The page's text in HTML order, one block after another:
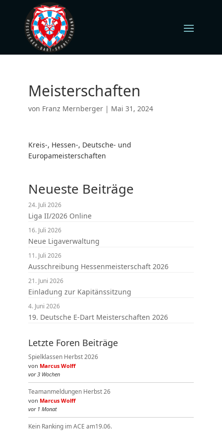
Meisterschaften
von Franz Mernberger| Mai 31, 2024
Kreis-, Hessen-, Deutsche- und
Europameisterschaften
Neueste Beiträge
Liga II/2026 Online
24. Juli 2026
Neue Ligaverwaltung
16. Juli 2026
Ausschreibung Hessenmeisterschaft 2026
11. Juli 2026
Einladung zur Kapitänssitzung
21. Juni 2026
19. Deutsche E-Dart Meisterschaften 2026
4. Juni 2026
Letzte Foren Beiträge
Spielklassen Herbst 2026
von Marcus Wolff
vor 3 Wochen
Teamanmeldungen Herbst 26
von Marcus Wolff
vor 1 Monat
Kein Ranking im ACE am19.06.